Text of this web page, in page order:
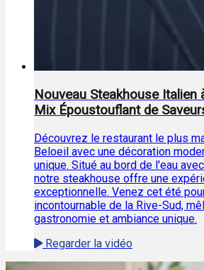
Nouveau Steakhouse Italien
Mix Époustouflant de
Découvrez le restaurant le plus
Beloeil avec une décoration
unique. Situé au bord de l'eau
notre steakhouse offre une
exceptionnelle. Venez cet été
incontournable de la Rive-Sud,
gastronomie et ambiance unique.
Regarder la vidéo